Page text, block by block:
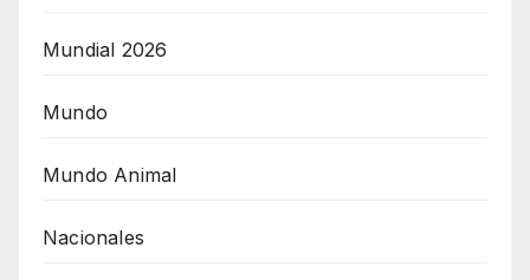
Mundial 2026
Mundo
Mundo Animal
Nacionales